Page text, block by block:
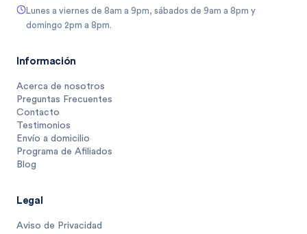
Lunes a viernes de 8am a 9pm, sábados de 9am a 8pm y
domingo 2pm a 8pm.
Información
Acerca de nosotros
Preguntas Frecuentes
Contacto
Testimonios
Envío a domicilio
Programa de Afiliados
Blog
Legal
Aviso de Privacidad